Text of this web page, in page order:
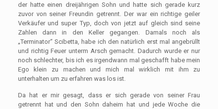
der hatte einen dreijährigen Sohn und hatte sich gerade kurz
zuvor von seiner Freundin getrennt. Der war ein richtige geiler
Verkäufer und super Typ, doch von jetzt auf gleich sind seine
Zahlen dann in den Keller gegangen. Damals noch als
„Terminator“ Scibetta, habe ich den natürlich erst mal angebrüllt
und richtig Feuer unterm Arsch gemacht. Dadurch wurde er nur
noch schlechter, bis ich es irgendwann mal geschafft habe mein
Ego klein zu machen und mich mal wirklich mit ihm zu
unterhalten um zu erfahren was los ist.
Da hat er mir gesagt, dass er sich gerade von seiner Frau
getrennt hat und den Sohn daheim hat und jede Woche die